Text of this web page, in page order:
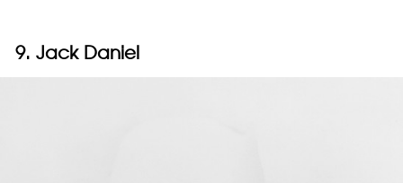
9. Jack Daniel